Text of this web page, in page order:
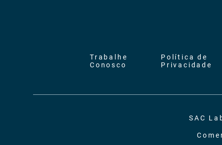
Trabalhe
Conosco
Política de
Privacidade
SAC